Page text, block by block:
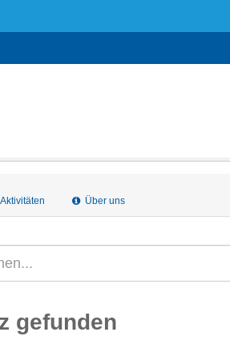
Aktivitäten Über uns
gefunden